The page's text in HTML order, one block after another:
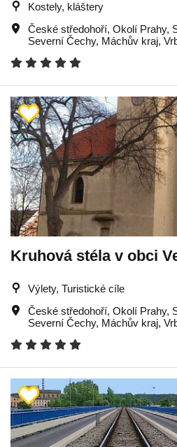
Kostely, kláštery
České středohoří, Okolí Prahy,
Severní Čechy, Máchův kraj,
Kruhová stéla v obci
Výlety, Turistické cíle
České středohoří, Okolí Prahy,
Severní Čechy, Máchův kraj,